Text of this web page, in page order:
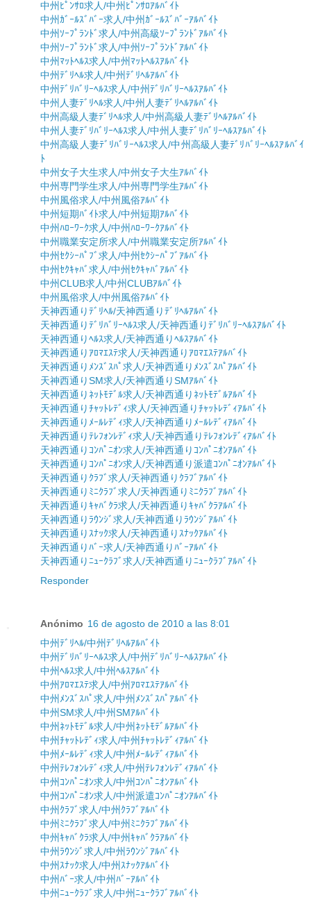
中州ﾋﾟﾝｻﾛ求人/中州ﾋﾟﾝｻﾛｱﾙﾊﾞｲﾄ
中州ｶﾞｰﾙｽﾞﾊﾞｰ求人/中州ｶﾞｰﾙｽﾞﾊﾞｰｱﾙﾊﾞｲﾄ
中州ｿｰﾌﾟﾗﾝﾄﾞ求人/中州高級ｿｰﾌﾟﾗﾝﾄﾞｱﾙﾊﾞｲﾄ
中州ｿｰﾌﾟﾗﾝﾄﾞ求人/中州ｿｰﾌﾟﾗﾝﾄﾞｱﾙﾊﾞｲﾄ
中州ﾏｯﾄﾍﾙｽ求人/中州ﾏｯﾄﾍﾙｽｱﾙﾊﾞｲﾄ
中州ﾃﾞﾘﾍﾙ求人/中州ﾃﾞﾘﾍﾙｱﾙﾊﾞｲﾄ
中州ﾃﾞﾘﾊﾞﾘｰﾍﾙｽ求人/中州ﾃﾞﾘﾊﾞﾘｰﾍﾙｽｱﾙﾊﾞｲﾄ
中州人妻ﾃﾞﾘﾍﾙ求人/中州人妻ﾃﾞﾘﾍﾙｱﾙﾊﾞｲﾄ
中州高級人妻ﾃﾞﾘﾍﾙ求人/中州高級人妻ﾃﾞﾘﾍﾙｱﾙﾊﾞｲﾄ
中州人妻ﾃﾞﾘﾊﾞﾘｰﾍﾙｽ求人/中州人妻ﾃﾞﾘﾊﾞﾘｰﾍﾙｽｱﾙﾊﾞｲﾄ
中州高級人妻ﾃﾞﾘﾊﾞﾘｰﾍﾙｽ求人/中州高級人妻ﾃﾞﾘﾊﾞﾘｰﾍﾙｽｱﾙﾊﾞｲ
ﾄ
中州女子大生求人/中州女子大生ｱﾙﾊﾞｲﾄ
中州専門学生求人/中州専門学生ｱﾙﾊﾞｲﾄ
中州風俗求人/中州風俗ｱﾙﾊﾞｲﾄ
中州短期ﾊﾞｲﾄ求人/中州短期ｱﾙﾊﾞｲﾄ
中州ﾊﾛｰﾜｰｸ求人/中州ﾊﾛｰﾜｰｸｱﾙﾊﾞｲﾄ
中州職業安定所求人/中州職業安定所ｱﾙﾊﾞｲﾄ
中州ｾｸｼｰﾊﾟﾌﾞ求人/中州ｾｸｼｰﾊﾟﾌﾞｱﾙﾊﾞｲﾄ
中州ｾｸｷｬﾊﾞ求人/中州ｾｸｷｬﾊﾞｱﾙﾊﾞｲﾄ
中州CLUB求人/中州CLUBｱﾙﾊﾞｲﾄ
中州風俗求人/中州風俗ｱﾙﾊﾞｲﾄ
天神西通りﾃﾞﾘﾍﾙ/天神西通りﾃﾞﾘﾍﾙｱﾙﾊﾞｲﾄ
天神西通りﾃﾞﾘﾊﾞﾘｰﾍﾙｽ求人/天神西通りﾃﾞﾘﾊﾞﾘｰﾍﾙｽｱﾙﾊﾞｲﾄ
天神西通りﾍﾙｽ求人/天神西通りﾍﾙｽｱﾙﾊﾞｲﾄ
天神西通りｱﾛﾏｴｽﾃ求人/天神西通りｱﾛﾏｴｽﾃｱﾙﾊﾞｲﾄ
天神西通りﾒﾝｽﾞｽﾊﾟ求人/天神西通りﾒﾝｽﾞｽﾊﾟｱﾙﾊﾞｲﾄ
天神西通りSM求人/天神西通りSMｱﾙﾊﾞｲﾄ
天神西通りﾈｯﾄﾓﾃﾞﾙ求人/天神西通りﾈｯﾄﾓﾃﾞﾙｱﾙﾊﾞｲﾄ
天神西通りﾁｬｯﾄﾚﾃﾞｨ求人/天神西通りﾁｬｯﾄﾚﾃﾞｨｱﾙﾊﾞｲﾄ
天神西通りﾒｰﾙﾚﾃﾞｨ求人/天神西通りﾒｰﾙﾚﾃﾞｨｱﾙﾊﾞｲﾄ
天神西通りﾃﾚﾌｫﾝﾚﾃﾞｨ求人/天神西通りﾃﾚﾌｫﾝﾚﾃﾞｨｱﾙﾊﾞｲﾄ
天神西通りｺﾝﾊﾟﾆｵﾝ求人/天神西通りｺﾝﾊﾟﾆｵﾝｱﾙﾊﾞｲﾄ
天神西通りｺﾝﾊﾟﾆｵﾝ求人/天神西通り派遣ｺﾝﾊﾟﾆｵﾝｱﾙﾊﾞｲﾄ
天神西通りｸﾗﾌﾞ求人/天神西通りｸﾗﾌﾞｱﾙﾊﾞｲﾄ
天神西通りﾐﾆｸﾗﾌﾞ求人/天神西通りﾐﾆｸﾗﾌﾞｱﾙﾊﾞｲﾄ
天神西通りｷｬﾊﾞｸﾗ求人/天神西通りｷｬﾊﾞｸﾗｱﾙﾊﾞｲﾄ
天神西通りﾗｳﾝｼﾞ求人/天神西通りﾗｳﾝｼﾞｱﾙﾊﾞｲﾄ
天神西通りｽﾅｯｸ求人/天神西通りｽﾅｯｸｱﾙﾊﾞｲﾄ
天神西通りﾊﾞｰ求人/天神西通りﾊﾞｰｱﾙﾊﾞｲﾄ
天神西通りﾆｭｰｸﾗﾌﾞ求人/天神西通りﾆｭｰｸﾗﾌﾞｱﾙﾊﾞｲﾄ
Responder
Anónimo 16 de agosto de 2010 a las 8:01
中州ﾃﾞﾘﾍﾙ/中州ﾃﾞﾘﾍﾙｱﾙﾊﾞｲﾄ
中州ﾃﾞﾘﾊﾞﾘｰﾍﾙｽ求人/中州ﾃﾞﾘﾊﾞﾘｰﾍﾙｽｱﾙﾊﾞｲﾄ
中州ﾍﾙｽ求人/中州ﾍﾙｽｱﾙﾊﾞｲﾄ
中州ｱﾛﾏｴｽﾃ求人/中州ｱﾛﾏｴｽﾃｱﾙﾊﾞｲﾄ
中州ﾒﾝｽﾞｽﾊﾟ求人/中州ﾒﾝｽﾞｽﾊﾟｱﾙﾊﾞｲﾄ
中州SM求人/中州SMｱﾙﾊﾞｲﾄ
中州ﾈｯﾄﾓﾃﾞﾙ求人/中州ﾈｯﾄﾓﾃﾞﾙｱﾙﾊﾞｲﾄ
中州ﾁｬｯﾄﾚﾃﾞｨ求人/中州ﾁｬｯﾄﾚﾃﾞｨｱﾙﾊﾞｲﾄ
中州ﾒｰﾙﾚﾃﾞｨ求人/中州ﾒｰﾙﾚﾃﾞｨｱﾙﾊﾞｲﾄ
中州ﾃﾚﾌｫﾝﾚﾃﾞｨ求人/中州ﾃﾚﾌｫﾝﾚﾃﾞｨｱﾙﾊﾞｲﾄ
中州ｺﾝﾊﾟﾆｵﾝ求人/中州ｺﾝﾊﾟﾆｵﾝｱﾙﾊﾞｲﾄ
中州ｺﾝﾊﾟﾆｵﾝ求人/中州派遣ｺﾝﾊﾟﾆｵﾝｱﾙﾊﾞｲﾄ
中州ｸﾗﾌﾞ求人/中州ｸﾗﾌﾞｱﾙﾊﾞｲﾄ
中州ﾐﾆｸﾗﾌﾞ求人/中州ﾐﾆｸﾗﾌﾞｱﾙﾊﾞｲﾄ
中州ｷｬﾊﾞｸﾗ求人/中州ｷｬﾊﾞｸﾗｱﾙﾊﾞｲﾄ
中州ﾗｳﾝｼﾞ求人/中州ﾗｳﾝｼﾞｱﾙﾊﾞｲﾄ
中州ｽﾅｯｸ求人/中州ｽﾅｯｸｱﾙﾊﾞｲﾄ
中州ﾊﾞｰ求人/中州ﾊﾞｰｱﾙﾊﾞｲﾄ
中州ﾆｭｰｸﾗﾌﾞ求人/中州ﾆｭｰｸﾗﾌﾞｱﾙﾊﾞｲﾄ